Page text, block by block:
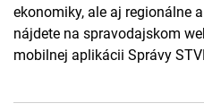
ekonomiky, ale aj regionálne
nájdete na spravodajskom
mobilnej aplikácii Správy